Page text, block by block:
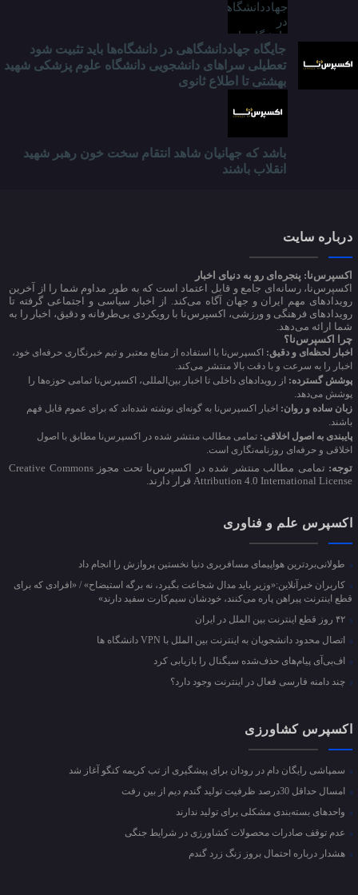
جایگاه جهاددانشگاهی در دانشگاه‌ها باید تثبیت شود
تعطیلی سراهای دانشجویی دانشگاه علوم پزشکی شهید
بهشتی تا اطلاع ثانوی
باشد که جهانیان شاهد انتقام سخت خون رهبر شهید
انقلاب باشند
درباره سایت
اکسپرس‌نا: پنجره‌ای رو به دنیای اخبار
اکسپرس‌نا، رسانه‌ای جامع و قابل اعتماد است که به طور مداوم شما را از آخرین
رویدادهای مهم ایران و جهان آگاه می‌کند. از اخبار سیاسی و اجتماعی گرفته تا
رویدادهای فرهنگی و ورزشی، اکسپرس‌نا با رویکردی بی‌طرفانه و دقیق، اخبار را به
شما ارائه می‌دهد.
چرا اکسپرس‌نا؟
اخبار لحظه‌ای و دقیق: اکسپرس‌نا با استفاده از منابع معتبر و تیم خبرنگاری حرفه‌ای خود،
اخبار را به سرعت و با دقت بالا منتشر می‌کند.
پوشش گسترده: از رویدادهای داخلی تا اخبار بین‌المللی، اکسپرس‌نا تمامی حوزه‌ها را
پوشش می‌دهد.
زبان ساده و روان: اخبار اکسپرس‌نا به گونه‌ای نوشته شده‌اند که برای عموم قابل فهم
باشند.
پایبندی به اصول اخلاقی: تمامی مطالب منتشر شده در اکسپرس‌نا مطابق با اصول
اخلاقی و حرفه‌ای روزنامه‌نگاری است.
توجه:
تمامی مطالب منتشر شده در اکسپرس‌نا تحت مجوز Creative Commons
Attribution 4.0 International License قرار دارند.
اکسپرس علم و فناوری
طولانی‌بردترین هواپیمای مسافربری دنیا نخستین پروازش را انجام داد
کاربران خبرآنلاین:«وزیر باید مدال شجاعت بگیرد، نه برگه استیضاح» / «افرادی که برای
قطع اینترنت پیراهن پاره می‌کنند، خودشان سیم‌کارت سفید دارند»
اتصال محدود دانشجویان به اینترنت بین الملل با VPN دانشگاه ها
اف‌بی‌آی پیام‌های حذف‌شده سیگنال را بازیابی کرد
چند دامنه فارسی فعال در اینترنت وجود دارد؟
اکسپرس کشاورزی
سمپاشی رایگان دام در رودان برای پیشگیری از تب کریمه کنگو آغاز شد
امسال حداقل 30درصد ظرفیت تولید گندم دیم از بین رفت
واحد‌های بسته‌بندی مشکلی برای تولید ندارند
عدم توقف صادرات محصولات کشاورزی در شرایط جنگی
هشدار درباره احتمال بروز زنگ زرد گندم